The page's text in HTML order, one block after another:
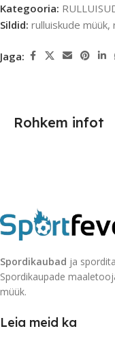
Kategooria:
Sildid: rulluiskude müük,
Jaga:
Rohkem infot
Spordikaubad ja
Spordikaupade
müük.
Leia meid ka